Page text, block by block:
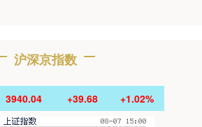
沪深京指数
3940.04 +39.68 +1.02%